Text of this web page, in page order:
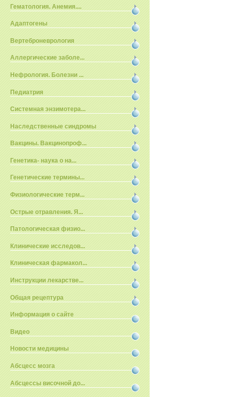
Гематология. Анемия....
Адаптогены
Вертеброневрология
Аллергические заболе...
Нефрология. Болезни ...
Педиатрия
Системная энзимотера...
Наследственные синдромы
Вакцины. Вакцинопроф...
Генетика- наука о на...
Генетические термины...
Физиологические терм...
Острые отравления. Я...
Патологическая физио...
Клинические исследов...
Клиническая фармакол...
Инструкции лекарстве...
Общая рецептура
Информация о сайте
Видео
Новости медицины
Абсцесс мозга
Абсцессы височной до...